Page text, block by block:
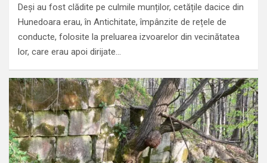
Deși au fost clădite pe culmile munților, cetățile dacice din
Hunedoara erau, în Antichitate, împânzite de rețele de
conducte, folosite la preluarea izvoarelor din vecinătatea
lor, care erau apoi dirijate…